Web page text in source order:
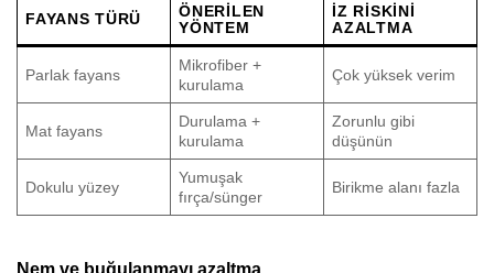
FAYANS TÜRÜ
ÖNERILEN
YÖNTEM
İZ RISKINI
AZALTMA
Parlak fayans
Mikrofiber +
kurulama
Çok yüksek verim
Mat fayans
Durulama +
kurulama
Zorunlu gibi
düşünün
Dokulu yüzey
Yumuşak
fırça/sünger
Birikme alanı fazla